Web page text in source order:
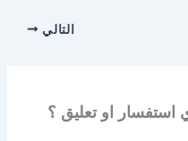
التالي
او تعليق ؟